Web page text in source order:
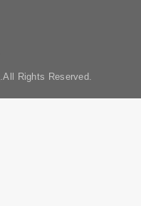
.All Rights Reserved.